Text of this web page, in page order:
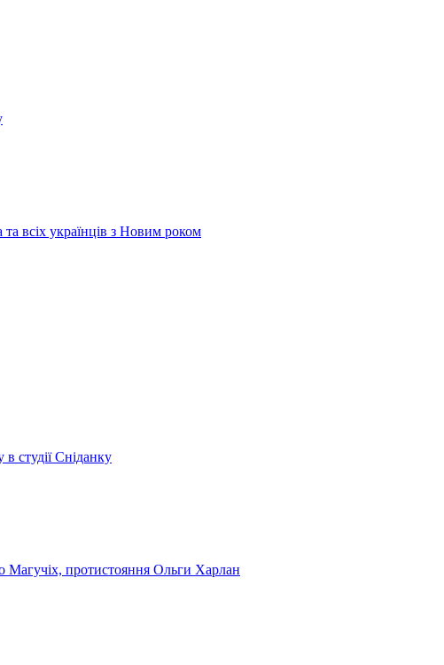
та всіх українців з Новим роком
студії Сніданку
Магучіх, протистояння Ольги Харлан